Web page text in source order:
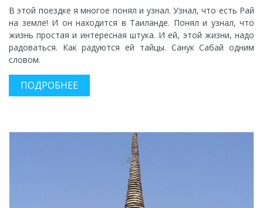
В этой поездке я многое понял и узнал. Узнал, что есть Рай
на земле! И он находится в Таиланде. Понял и узнал, что
жизнь простая и интересная штука. И ей, этой жизни, надо
радоваться. Как радуются ей тайцы. Санук Сабай одним
словом.
ПОДРОБНЕЕ